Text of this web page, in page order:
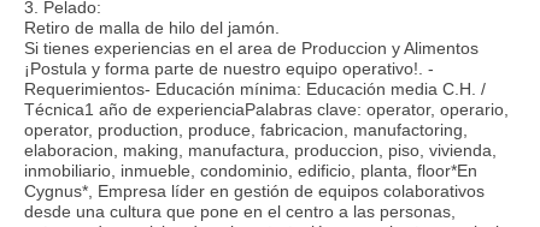
3. Pelado:
Retiro de malla de hilo del jamón.
Si tienes experiencias en el area de Produccion y Alimentos
¡Postula y forma parte de nuestro equipo operativo!. -
Requerimientos- Educación mínima: Educación media C.H. /
Técnica1 año de experienciaPalabras clave: operator, operario,
operator, production, produce, fabricacion, manufactoring,
elaboracion, making, manufactura, produccion, piso, vivienda,
inmobiliario, inmueble, condominio, edificio, planta, floor*En
Cygnus*, Empresa líder en gestión de equipos colaborativos
desde una cultura que pone en el centro a las personas,